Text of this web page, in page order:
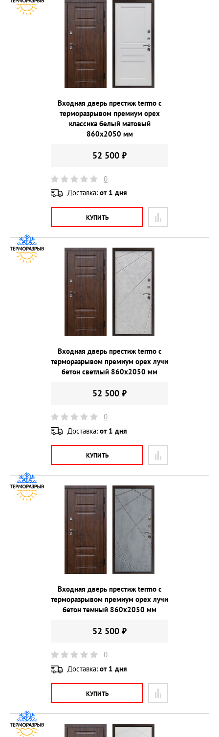
Входная дверь престиж termo с
терморазрывом премиум орех
классика белый матовый
860х2050 мм
52 500 ₽
0
Доставка: от 1 дня
КУПИТЬ
Входная дверь престиж termo с
терморазрывом премиум орех лучи
бетон светлый 860х2050 мм
52 500 ₽
0
Доставка: от 1 дня
КУПИТЬ
Входная дверь престиж termo с
терморазрывом премиум орех лучи
бетон темный 860х2050 мм
52 500 ₽
0
Доставка: от 1 дня
КУПИТЬ